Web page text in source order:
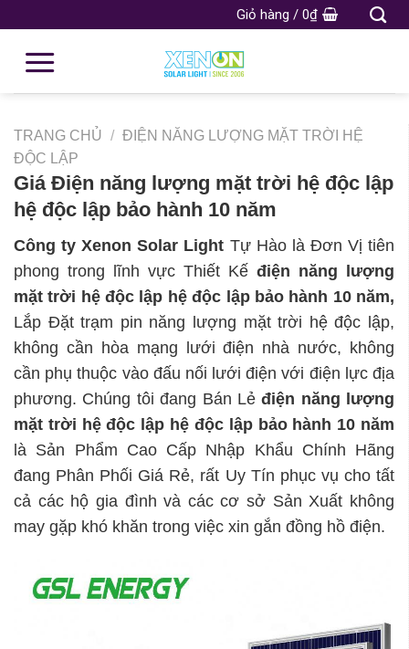
Giỏ hàng / 0₫
TRANG CHỦ / ĐIỆN NĂNG LƯỢNG MẶT TRỜI HỆ
ĐỘC LẬP
Giá Điện năng lượng mặt trời hệ độc lập
hệ độc lập bảo hành 10 năm
Công ty Xenon Solar Light Tự Hào là Đơn Vị tiên
phong trong lĩnh vực Thiết Kế điện năng lượng
mặt trời hệ độc lập hệ độc lập bảo hành 10 năm,
Lắp Đặt trạm pin năng lượng mặt trời hệ độc lập,
không cần hòa mạng lưới điện nhà nước, không
cần phụ thuộc vào đấu nối lưới điện với điện lực địa
phương. Chúng tôi đang Bán Lẻđiện năng lượng
mặt trời hệ độc lập hệ độc lập bảo hành 10 năm
là Sản Phẩm Cao Cấp Nhập Khẩu Chính Hãng
đang Phân Phối Giá Rẻ, rất Uy Tín phục vụ cho tất
cả các hộ gia đình và các cơ sở Sản Xuất không
may gặp khó khăn trong việc xin gắn đồng hồ điện.